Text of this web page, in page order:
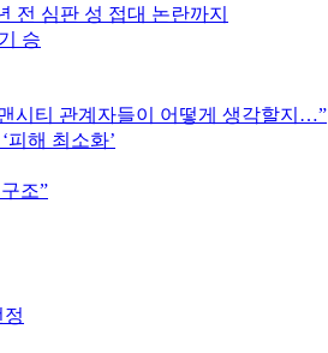
전 심판 성 접대 논란까지
승
시티 관계자들이 어떻게 생각할지…”
해 최소화’
조”